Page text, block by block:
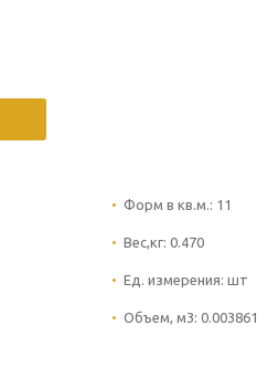
Форм в кв.м.: 11
Вес,кг: 0.470
Ед. измерения: шт
Объем, м3: 0.003861